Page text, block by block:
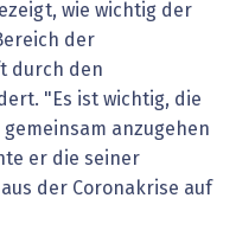
wie wichtig der
der
durch den
"Es ist wichtig, die
anzugehen
er die seiner
der Coronakrise auf